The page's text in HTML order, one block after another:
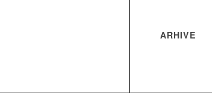
ARHIVE